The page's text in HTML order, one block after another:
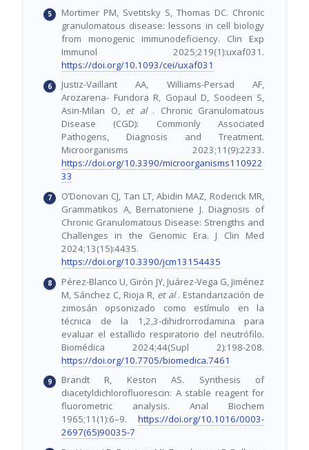
Mortimer PM, Svetitsky S, Thomas DC. Chronic
granulomatous disease: lessons in cell biology
from monogenic immunodeficiency. Clin Exp
Immunol 2025;219(1):uxaf031.
https://doi.org/10.1093/cei/uxaf031
Justiz-Vaillant AA, Williams-Persad AF,
Arozarena- Fundora R, Gopaul D, Soodeen S,
Asin-Milan O, et al. Chronic Granulomatous
Disease (CGD): Commonly Associated
Pathogens, Diagnosis and Treatment.
Microorganisms 2023;11(9):2233.
https://doi.org/10.3390/microorganisms110922
33
O’Donovan CJ, Tan LT, Abidin MAZ, Roderick MR,
Grammatikos A, Bernatoniene J. Diagnosis of
Chronic Granulomatous Disease: Strengths and
Challenges in the Genomic Era. J Clin Med
2024;13(15):4435.
https://doi.org/10.3390/jcm13154435
Pérez-Blanco U, Girón JY, Juárez-Vega G, Jiménez
M, Sánchez C, Rioja R, et al. Estandarización de
zimosán opsonizado como estímulo en la
técnica de la 1,2,3-dihidrorrodamina para
evaluar el estallido respiratorio del neutrófilo.
Biomédica 2024;44(Supl 2):198-208.
https://doi.org/10.7705/biomedica.7461
Brandt R, Keston AS. Synthesis of
diacetyldichlorofluorescin: A stable reagent for
fluorometric analysis. Anal Biochem
1965;11(1):6–9. https://doi.org/10.1016/0003-
2697(65)90035-7